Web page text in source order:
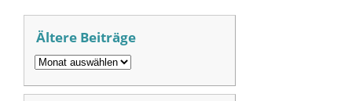
Ältere Beiträge